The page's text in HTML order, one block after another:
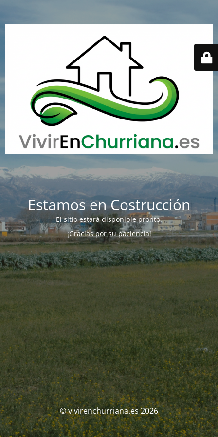
Estamos en Costrucción
El sitio estará disponible pronto.
¡Gracias por su paciencia!
© vivirenchurriana.es 2026